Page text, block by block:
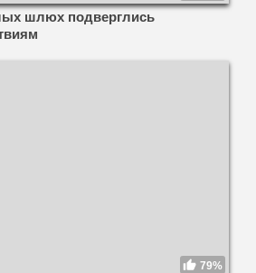
шлюх подверглись
79%